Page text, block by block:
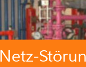
Netz-